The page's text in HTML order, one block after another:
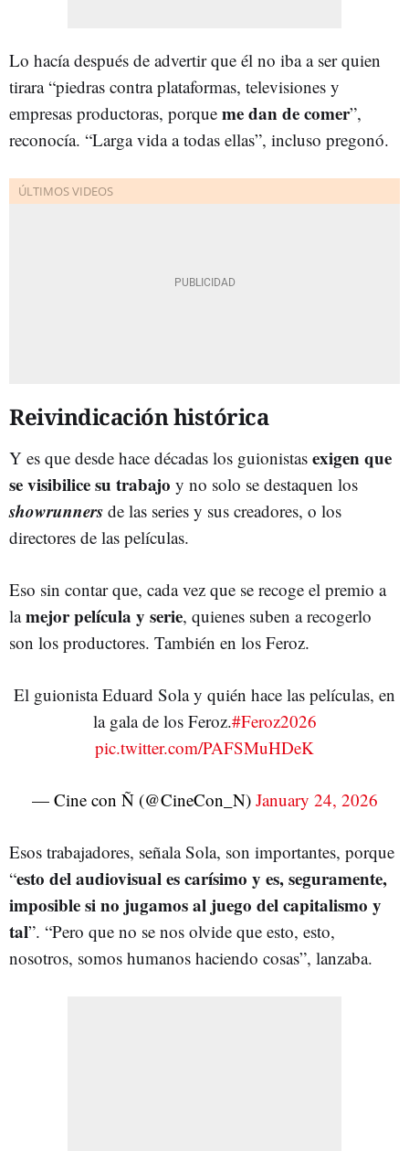
Lo hacía después de advertir que él no iba a ser quien
tirara “piedras contra plataformas, televisiones y
empresas productoras, porque me dan de comer”,
reconocía. “Larga vida a todas ellas”, incluso pregonó.
Reivindicación histórica
Y es que desde hace décadas los guionistas exigen que
se visibilice su trabajo y no solo se destaquen los
showrunners de las series y sus creadores, o los
directores de las películas.
Eso sin contar que, cada vez que se recoge el premio a
lamejor película y serie, quienes suben a recogerlo
son los productores. También en los Feroz.
El guionista Eduard Sola y quién hace las películas, en
la gala de los Feroz.#Feroz2026
pic.twitter.com/PAFSMuHDeK
— Cine con Ñ (@CineCon_N) January 24, 2026
Esos trabajadores, señala Sola, son importantes, porque
“esto del audiovisual es carísimo y es, seguramente,
imposible si no jugamos al juego del capitalismo y
tal”. “Pero que no se nos olvide que esto, esto,
nosotros, somos humanos haciendo cosas”, lanzaba.